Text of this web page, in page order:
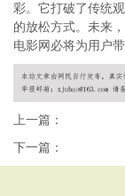
彩。它打破了传统
的放松方式。未来
电影网必将为用户
上一篇：
下一篇：